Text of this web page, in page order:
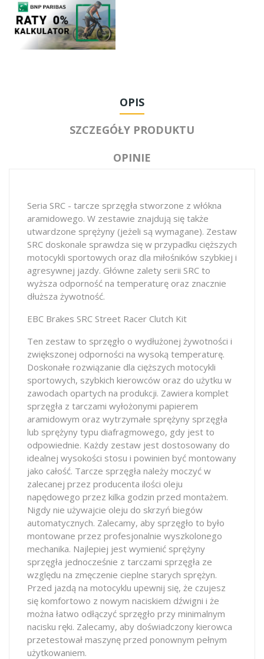
OPIS
SZCZEGÓŁY PRODUKTU
OPINIE
Seria SRC - tarcze sprzęgła stworzone z włókna
aramidowego. W zestawie znajdują się także
utwardzone sprężyny (jeżeli są wymagane). Zestaw
SRC doskonale sprawdza się w przypadku cięższych
motocykli sportowych oraz dla miłośników szybkiej i
agresywnej jazdy. Główne zalety serii SRC to
wyższa odporność na temperaturę oraz znacznie
dłuższa żywotność.
EBC Brakes SRC Street Racer Clutch Kit
Ten zestaw to sprzęgło o wydłużonej żywotności i
zwiększonej odporności na wysoką temperaturę.
Doskonałe rozwiązanie dla cięższych motocykli
sportowych, szybkich kierowców oraz do użytku w
zawodach opartych na produkcji. Zawiera komplet
sprzęgła z tarczami wyłożonymi papierem
aramidowym oraz wytrzymałe sprężyny sprzęgła
lub sprężyny typu diafragmowego, gdy jest to
odpowiednie. Każdy zestaw jest dostosowany do
idealnej wysokości stosu i powinien być montowany
jako całość. Tarcze sprzęgła należy moczyć w
zalecanej przez producenta ilości oleju
napędowego przez kilka godzin przed montażem.
Nigdy nie używajcie oleju do skrzyń biegów
automatycznych. Zalecamy, aby sprzęgło to było
montowane przez profesjonalnie wyszkolonego
mechanika. Najlepiej jest wymienić sprężyny
sprzęgła jednocześnie z tarczami sprzęgła ze
względu na zmęczenie cieplne starych sprężyn.
Przed jazdą na motocyklu upewnij się, że czujesz
się komfortowo z nowym naciskiem dźwigni i że
można łatwo odłączyć sprzęgło przy minimalnym
nacisku ręki. Zalecamy, aby doświadczony kierowca
przetestował maszynę przed ponownym pełnym
użytkowaniem.